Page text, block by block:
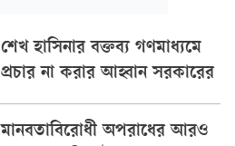
শেখ হাসিনার বক্তব্য গণমাধ্যমে
প্রচার না করার আহ্বান সরকারের
মানবতাবিরোধী অপরাধের আরও